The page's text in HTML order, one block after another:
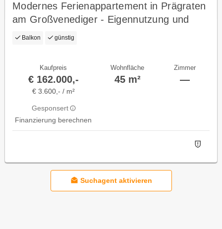
Modernes Ferienappartement in Prägraten
am Großvenediger - Eigennutzung und
Perfekt zur Touristischen Vermietung
Balkon günstig
Kaufpreis
€ 162.000,-
€ 3.600,- / m²
Gesponsert
Finanzierung berechnen
Wohnfläche
45 m²
Zimmer
—
Suchagent aktivieren